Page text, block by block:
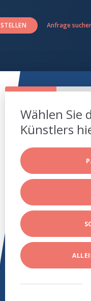
Anfrage
Wählen Sie
Künstlers